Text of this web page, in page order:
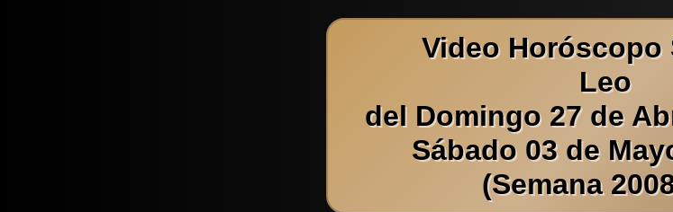
Video Horóscopo
Leo
del Domingo 27 de
Sábado 03 de
(Semana